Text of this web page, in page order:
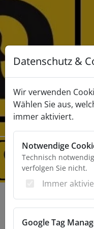
Datenschutz &
Wir verwenden
Wählen Sie aus,
immer aktiviert.
Notwendige
Technisch
verfolgen Sie nicht.
Immer
Google Tag